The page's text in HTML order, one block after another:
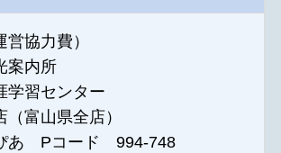
協力費）
案内所
学習センター
（富山県全店）
あ Pコード 994-748